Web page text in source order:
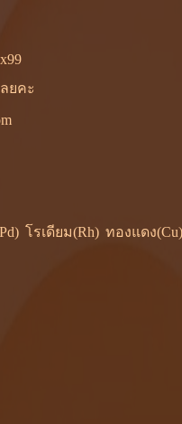
ยคะ
โรเดียม(Rh) ทองแดง